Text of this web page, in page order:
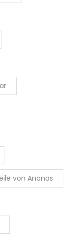
von Ananas